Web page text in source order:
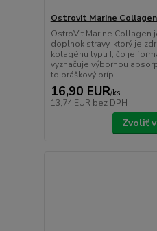
Ostrovit Marine Collagen
OstroVit Marine Collagen
doplnok stravy, ktorý je
kolagénu typu I, čo je
vyznačuje výbornou
to práškový príp...
16,90 EUR/ks
13,74 EUR bez DPH
Zvoliť